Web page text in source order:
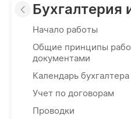
Бухгалтерия
Начало работы
Общие принципы
документами
Календарь бухгалтера
Учет по договорам
Проводки